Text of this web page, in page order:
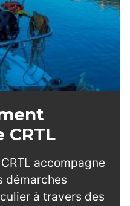
accompagne
démarches
à travers des